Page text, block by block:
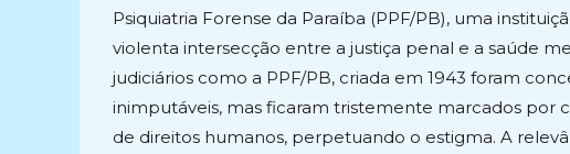
Psiquiatria Forense da Paraíba (PPF/PB), uma
violenta intersecção entre a justiça penal e a saúde
judiciários como a PPF/PB, criada em 1943 foram
inimputáveis, mas ficaram tristemente marcados por
de direitos humanos, perpetuando o estigma. A